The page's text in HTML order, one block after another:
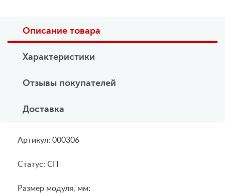
Описание товара
Характеристики
Отзывы покупателей
Доставка
Артикул: 000306
Статус: СП
Размер модуля, мм: